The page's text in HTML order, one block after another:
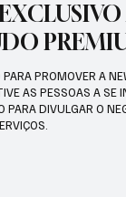
PARA PROMOVER A
AS PESSOAS A SE
PARA DIVULGAR O